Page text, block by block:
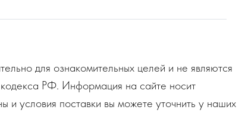
для ознакомительных целей и не являются
РФ. Информация на сайте носит
и условия поставки вы можете уточнить у наших